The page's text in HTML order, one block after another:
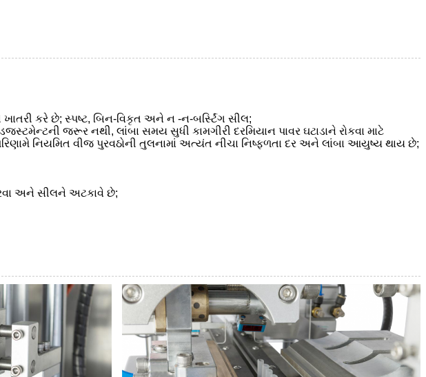
કરે છે; સ્પષ્ટ, બિન-વિકૃત અને ન -ન-બર્સ્ટિંગ સીલ;
જરૂર નથી, લાંબા સમય સુધી કામગીરી દરમિયાન પાવર ઘટાડાને રોકવા માટે
નિયમિત વીજ પુરવઠોની તુલનામાં અત્યંત નીચા નિષ્ફળતા દર અને લાંબા આયુષ્ય થાય છે;
અને સીલને અટકાવે છે;